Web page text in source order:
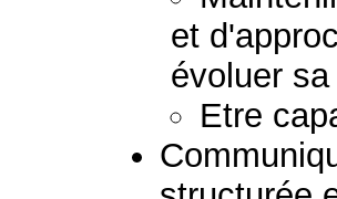
et
évoluer
Etre